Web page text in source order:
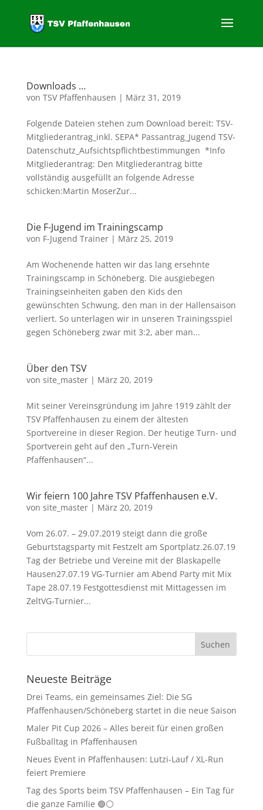
Downloads …
von TSV Pfaffenhausen | März 31, 2019
Folgende Dateien stehen zum Download bereit: TSV-
Mitgliederantrag_inkl. SEPA* Passantrag_Jugend TSV-
Datenschutz_Aufsichtspflichtbestimmungen *Info
Mitgliederantrag: Den Mitgliederantrag bitte
vollständig ausgefüllt an folgende Adresse
schicken:Martin MoserZur...
Die F-Jugend im Trainingscamp
von F-Jugend Trainer| März 25, 2019
Am Wochenende hatten wir das lang ersehnte
Trainingscamp in Schöneberg. Die ausgiebegen
Trainingseinheiten gaben den Kids den
gewünschten Schwung, den man in der Hallensaison
verliert. So unterlagen wir in unseren Trainingsspiel
gegen Schöneberg zwar mit 3:2, aber man...
Über den TSV
von site_master| März 20, 2019
Mit seiner Vereinsgründung im Jahre 1919 zählt der
TSV Pfaffenhausen zu einem der ältesten
Sportvereine in dieser Region. Der heutige Turn- und
Sportverein geht auf den „Turn-Verein
Pfaffenhausen“...
Wir feiern 100 Jahre TSV Pfaffenhausen e.V.
von site_master| März 20, 2019
Vom 26.07. – 29.07.2019 steigt dann die große
Geburtstagsparty mit Festzelt am Sportplatz.26.07.19
Tag der Betriebe und Vereine mit der Blaskapelle
Hausen27.07.19 VG-Turnier am Abend Party mit Mix
Tape 28.07.19 Festgottesdienst mit Mittagessen im
ZeltVG-Turnier...
Neueste Beiträge
Drei Teams, ein gemeinsames Ziel: Die SG
Pfaffenhausen/Schöneberg startet in die neue Saison
Maler Pit Cup 2026 – Alles bereit für einen großen
Fußballtag in Pfaffenhausen
Neues Event in Pfaffenhausen: Lutzi-Lauf / XL-Run
feiert Premiere
Tag des Sports beim TSV Pfaffenhausen – Ein Tag für
die ganze Familie 🟢⚪